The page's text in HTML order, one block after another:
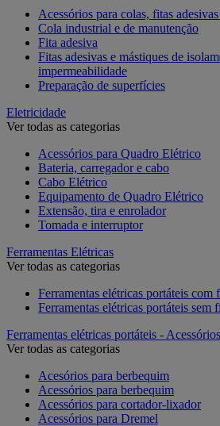
Acessórios para colas, fitas
Cola industrial e de manutenção
Fita adesiva
Fitas adesivas e mástiques de
impermeabilidade
Preparação de superfícies
Eletricidade
Ver todas as categorias
Acessórios para Quadro Elétrico
Bateria, carregador e cabo
Cabo Elétrico
Equipamento de Quadro Elétrico
Extensão, tira e enrolador
Tomada e interruptor
Ferramentas Elétricas
Ver todas as categorias
Ferramentas elétricas portáteis com
Ferramentas elétricas portáteis sem
Ferramentas elétricas portáteis - Acessórios
Ver todas as categorias
Acesórios para berbequim
Acessórios para berbequim
Acessórios para cortador-lixador
Acessórios para Dremel